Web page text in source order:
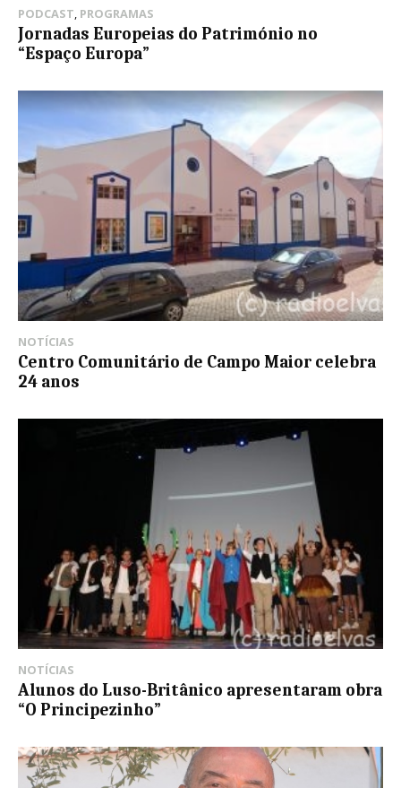
PODCAST, PROGRAMAS
Jornadas Europeias do Património no
“Espaço Europa”
NOTÍCIAS
Centro Comunitário de Campo Maior celebra
24 anos
NOTÍCIAS
Alunos do Luso-Britânico apresentaram obra
“O Principezinho”